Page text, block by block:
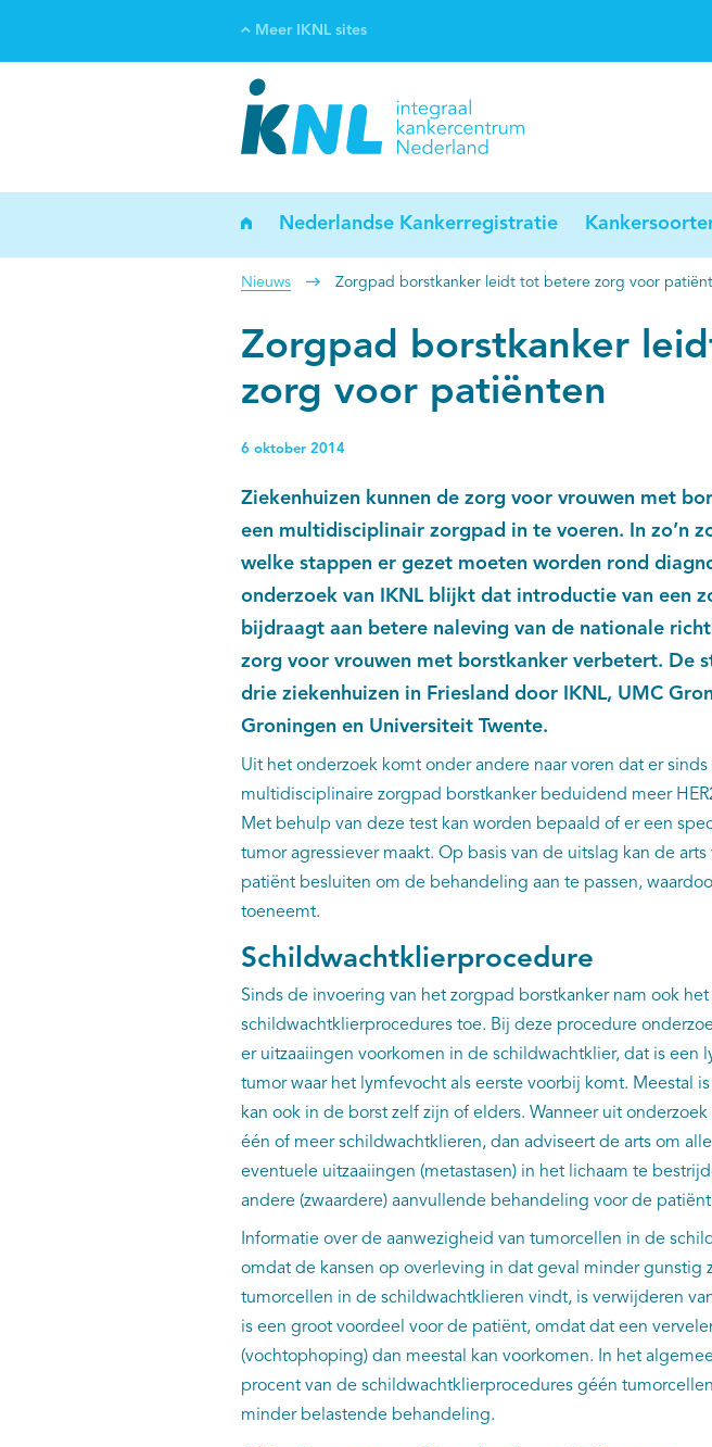
kanker
Meer IKNL sites
Nederlandse Kankerregistratie
Nieuws Zorgpad borstkanker leidt tot betere zorg voor
Zorgpad borstkanker
zorg voor patiënten
6 oktober 2014
Ziekenhuizen kunnen de zorg voor vrouwen met
een multidisciplinair zorgpad in te voeren. In zo’n
welke stappen er gezet moeten worden rond
onderzoek van IKNL blijkt dat introductie van een
bijdraagt aan betere naleving van de nationale
zorg voor vrouwen met borstkanker verbetert. De
drie ziekenhuizen in Friesland door IKNL, UMC
Groningen en Universiteit Twente.
Uit het onderzoek komt onder andere naar voren dat er
multidisciplinaire zorgpad borstkanker beduidend meer
Met behulp van deze test kan worden bepaald of er een
tumor agressiever maakt. Op basis van de uitslag kan de
patiënt besluiten om de behandeling aan te passen,
toeneemt.
Schildwachtklierprocedure
Sinds de invoering van het zorgpad borstkanker nam ook het
schildwachtklierprocedures toe. Bij deze procedure
er uitzaaiingen voorkomen in de schildwachtklier, dat is een
tumor waar het lymfevocht als eerste voorbij komt. Meestal
kan ook in de borst zelf zijn of elders. Wanneer uit
één of meer schildwachtklieren, dan adviseert de arts om
eventuele uitzaaiingen (metastasen) in het lichaam te
andere (zwaardere) aanvullende behandeling voor de
Informatie over de aanwezigheid van tumorcellen in de
omdat de kansen op overleving in dat geval minder gunstig
tumorcellen in de schildwachtklieren vindt, is verwijderen
is een groot voordeel voor de patiënt, omdat dat een
(vochtophoping) dan meestal kan voorkomen. In het
procent van de schildwachtklierprocedures géén
minder belastende behandeling.